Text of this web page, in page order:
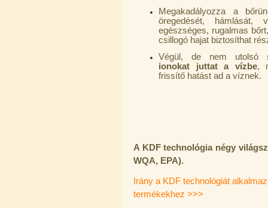
Megakadályozza a
öregedését, hámlását,
egészséges, rugalmas
csillogó hajat biztosíthat
Végül, de nem utolsó
ionokat juttat a vízbe,
frissítő hatást ad a víznek.
A KDF technológia négy
WQA, EPA).
Irány a KDF technológiát
termékekhez >>>